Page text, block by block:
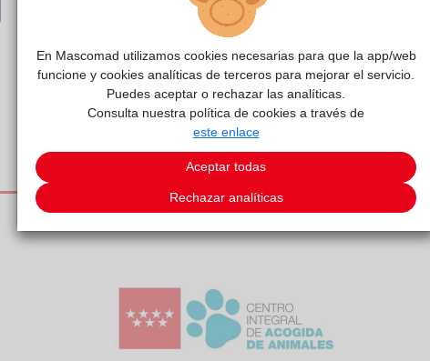
En Mascomad utilizamos cookies necesarias para que la app/web
funcione y cookies analíticas de terceros para mejorar el servicio.
Puedes aceptar o rechazar las analíticas.
Consulta nuestra política de cookies a través de
este enlace
Aceptar todas
Rechazar analíticas